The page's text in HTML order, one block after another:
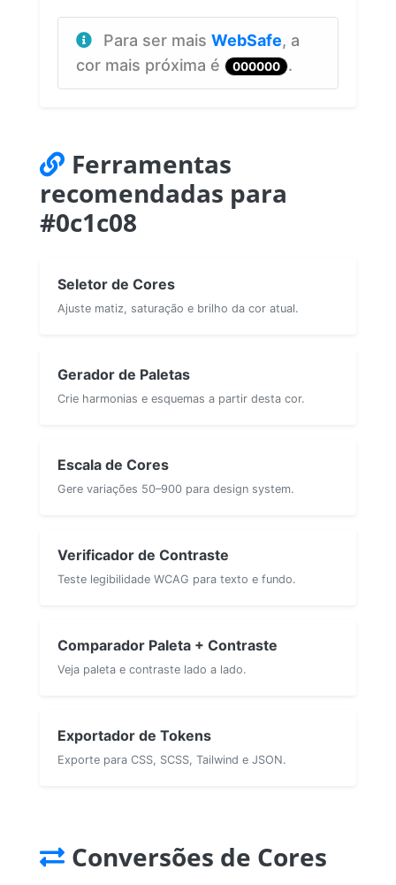
Para ser mais WebSafe, a
cor mais próxima é
000000 .
Ferramentas
recomendadas para
#0c1c08
Seletor de Cores
Ajuste matiz, saturação e brilho da cor atual.
Gerador de Paletas
Crie harmonias e esquemas a partir desta cor.
Escala de Cores
Gere variações 50–900 para design system.
Verificador de Contraste
Teste legibilidade WCAG para texto e fundo.
Comparador Paleta + Contraste
Veja paleta e contraste lado a lado.
Exportador de Tokens
Exporte para CSS, SCSS, Tailwind e JSON.
Conversões de Cores